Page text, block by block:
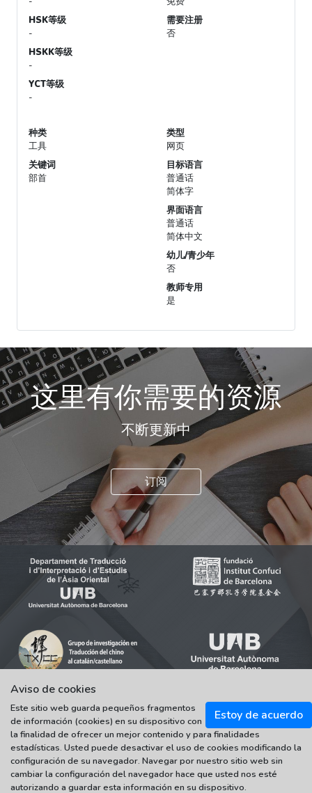
HSK等级
-
HSKK等级
-
YCT等级
-
需要注册
否
种类
工具
关键词
部首
类型
网页
目标语言
普通话
简体字
界面语言
普通话
简体中文
幼儿/青少年
否
教师专用
是
这里有你需要的资源
不断更新中
订阅
© 2021-2022 Universitat Autònoma de Barcelona
Tots els drets reservats
Aviso de cookies
Estoy de acuerdo
Este sitio web guarda pequeños fragmentos
de información (cookies) en su dispositivo con
la finalidad de ofrecer un mejor contenido y para finalidades
estadísticas. Usted puede desactivar el uso de cookies modificando la
configuración de su navegador. Navegar por nuestro sitio web sin
cambiar la configuración del navegador hace que usted nos esté
autorizando a guardar esta información en su dispositivo.